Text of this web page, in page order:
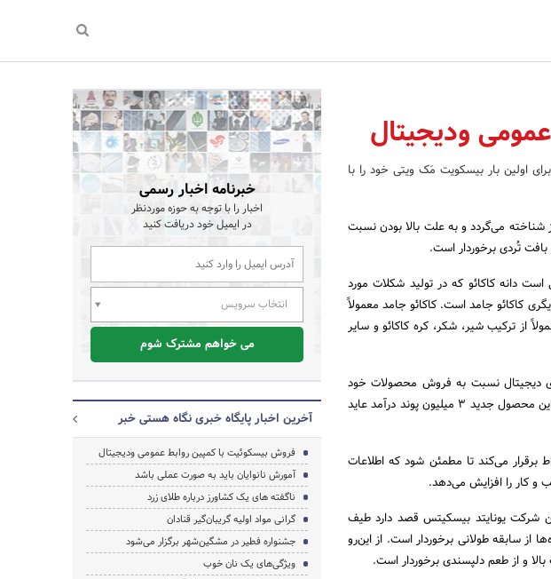
ودیجیتال
اولین بار بیسکویت‏ مَک ویتی خود را با
شناخته می‏‌گردد و به علت بالا بودن نسبت
تُردی برخوردار است.
دانه کاکائو که در تولید شکلات مورد
کاکائو جامد است. کاکائو جامد معمولاً
از ترکیب شیر، شکر، کره کاکائو و سایر
دیجیتال نسبت به فروش محصولات خود
اقدام می‌‏کند؛به این ترتیب پیش‌‏بینی می‌‏شود که در اولین سال تولید، از فروش این محصول جدید 3 میلیون پوند درآمد عاید
برقرار می‏‌کند تا مطمئن شود که اطلاعات
کار را افزایش می‌دهد.
شرکت یونایتد بیسکیتس قصد دارد طیف
سابقه طولانی برخوردار است. از این‌رو
و از طعم دلپسندی برخوردار است.
خبرنامه اخبار رسمی
اخبار را با توجه به حوزه موردنظر
در ایمیل خود دریافت کنید
انتخاب سرویس
می خواهم مشترک شوم
آخرین اخبار پایگاه خبری نگاه هستی خبر
فروش بیسکوئیت با کمپین روابط عمومی ودیجیتال
آمورش نانوایان باید به صورت عملی باشد
ناگفته های یک کشاورز درباره طلای زرد
گرانی مواد اولیه گریبان‌گیر قنادان
جشنواره فطیر در مشگین‌شهر برگزار می‌شود
ویژگی‌های یک نان خوب